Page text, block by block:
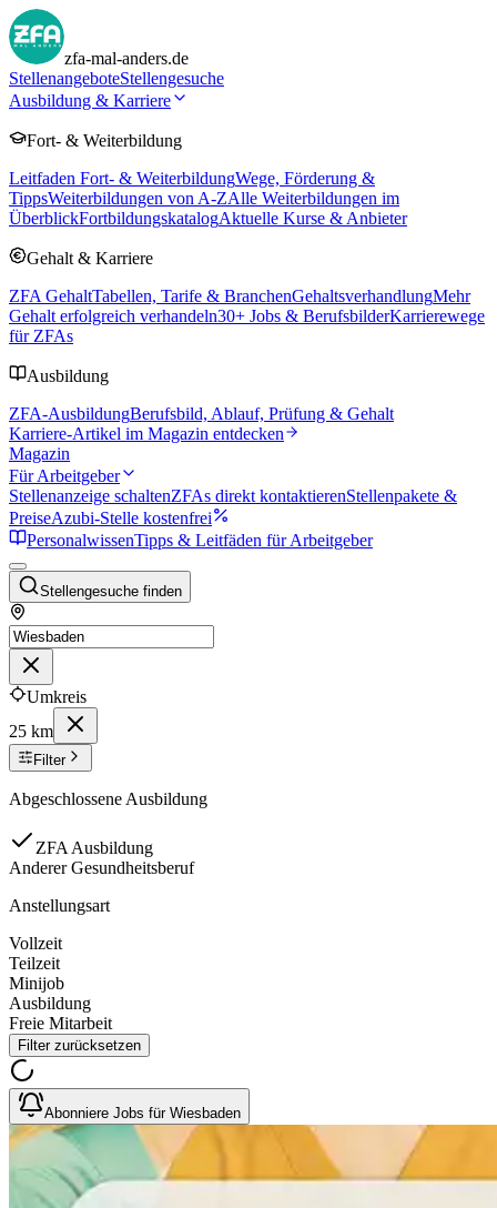
zfa-mal-anders.de
StellenangeboteStellengesuche
Ausbildung & Karriere
Fort- & Weiterbildung
Leitfaden Fort- & WeiterbildungWege, Förderung &
TippsWeiterbildungen von A-ZAlle Weiterbildungen im
ÜberblickFortbildungskatalogAktuelle Kurse & Anbieter
Gehalt & Karriere
ZFA GehaltTabellen, Tarife & BranchenGehaltsverhandlungMehr
Gehalt erfolgreich verhandeln30+ Jobs & BerufsbilderKarrierewege
für ZFAs
Ausbildung
ZFA-AusbildungBerufsbild, Ablauf, Prüfung & Gehalt
Karriere-Artikel im Magazin entdecken
Magazin
Für Arbeitgeber
Stellenanzeige schaltenZFAs direkt kontaktierenStellenpakete &
PreiseAzubi-Stelle kostenfrei
PersonalwissenTipps & Leitfäden für Arbeitgeber
Stellengesuche finden
Umkreis
25 km
Filter
Abgeschlossene Ausbildung
ZFA Ausbildung
Anderer Gesundheitsberuf
Anstellungsart
Vollzeit
Teilzeit
Minijob
Ausbildung
Freie Mitarbeit
Filter zurücksetzen
Abonniere Jobs für Wiesbaden